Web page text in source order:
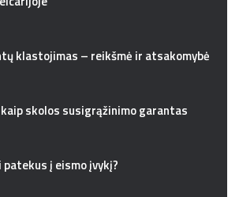
klastojimas – reikšmė ir atsakomybė
skolos susigrąžinimo garantas
į eismo įvykį?